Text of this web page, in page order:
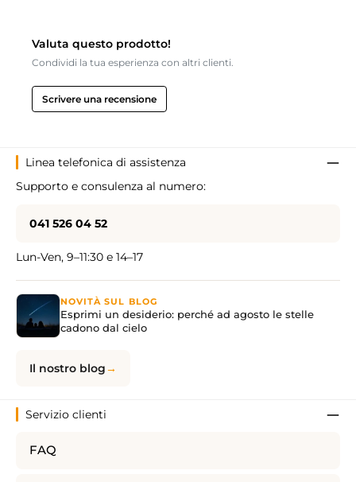
Valuta questo prodotto!
Condividi la tua esperienza con altri clienti.
Scrivere una recensione
Linea telefonica di assistenza
Supporto e consulenza al numero:
041 526 04 52
Lun-Ven, 9–11:30 e 14–17
NOVITÀ SUL BLOG
Esprimi un desiderio: perché ad agosto le stelle
cadono dal cielo
Il nostro blog
Servizio clienti
FAQ